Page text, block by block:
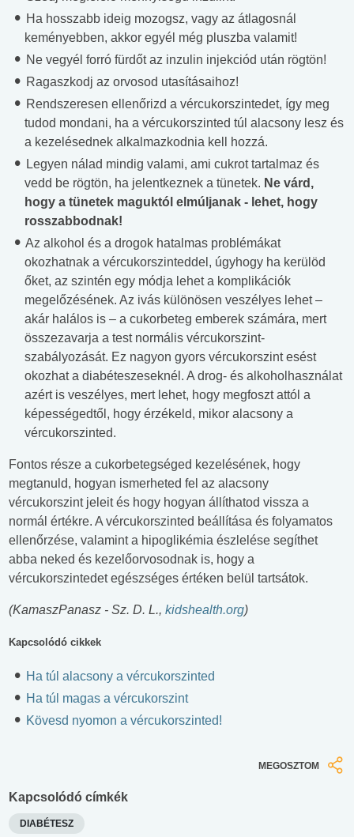
Ha hosszabb ideig mozogsz, vagy az átlagosnál
keményebben, akkor egyél még pluszba valamit!
Ne vegyél forró fürdőt az inzulin injekciód után rögtön!
Ragaszkodj az orvosod utasításaihoz!
Rendszeresen ellenőrizd a vércukorszintedet, így meg
tudod mondani, ha a vércukorszinted túl alacsony lesz és
a kezelésednek alkalmazkodnia kell hozzá.
Legyen nálad mindig valami, ami cukrot tartalmaz és
vedd be rögtön, ha jelentkeznek a tünetek. Ne várd,
hogy a tünetek maguktól elmúljanak - lehet, hogy
rosszabbodnak!
Az alkohol és a drogok hatalmas problémákat
okozhatnak a vércukorszinteddel, úgyhogy ha kerülöd
őket, az szintén egy módja lehet a komplikációk
megelőzésének. Az ivás különösen veszélyes lehet –
akár halálos is – a cukorbeteg emberek számára, mert
összezavarja a test normális vércukorszint-
szabályozását. Ez nagyon gyors vércukorszint esést
okozhat a diabéteszeseknél. A drog- és alkoholhasználat
azért is veszélyes, mert lehet, hogy megfoszt attól a
képességedtől, hogy érzékeld, mikor alacsony a
vércukorszinted.
Fontos része a cukorbetegséged kezelésének, hogy
megtanuld, hogyan ismerheted fel az alacsony
vércukorszint jeleit és hogy hogyan állíthatod vissza a
normál értékre. A vércukorszinted beállítása és folyamatos
ellenőrzése, valamint a hipoglikémia észlelése segíthet
abba neked és kezelőorvosodnak is, hogy a
vércukorszintedet egészséges értéken belül tartsátok.
(KamaszPanasz - Sz. D. L., kidshealth.org)
Kapcsolódó cikkek
Ha túl alacsony a vércukorszinted
Ha túl magas a vércukorszint
Kövesd nyomon a vércukorszinted!
MEGOSZTOM
Kapcsolódó címkék
DIABÉTESZ